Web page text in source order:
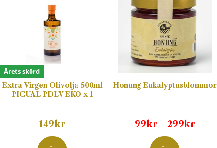
Årets skörd
Extra Virgen Olivolja 500ml
PICUAL PDLV EKO x 1
149kr
Honung Eukalyptusblommor
99kr – 299kr